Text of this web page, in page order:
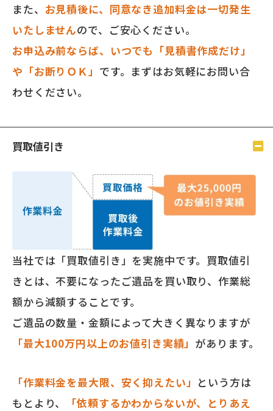
また、 お見積後に、同意なき追加料金は一切発生
いたしませんので、ご安心ください。
お申込み前ならば、いつでも「見積書作成だけ」
や「お断りＯＫ」 です。まずはお気軽にお問い合
わせください。
買取値引き
当社では「買取値引き」を実施中です。買取値引
きとは、不要になったご遺品を買い取り、作業総
額から減額することです。
ご遺品の数量・金額によって大きく異なりますが
「最大100万円以上のお値引き実績」 があります。
「作業料金を最大限、安く抑えたい」 という方は
もとより、
「依頼するかわからないが、とりあえ